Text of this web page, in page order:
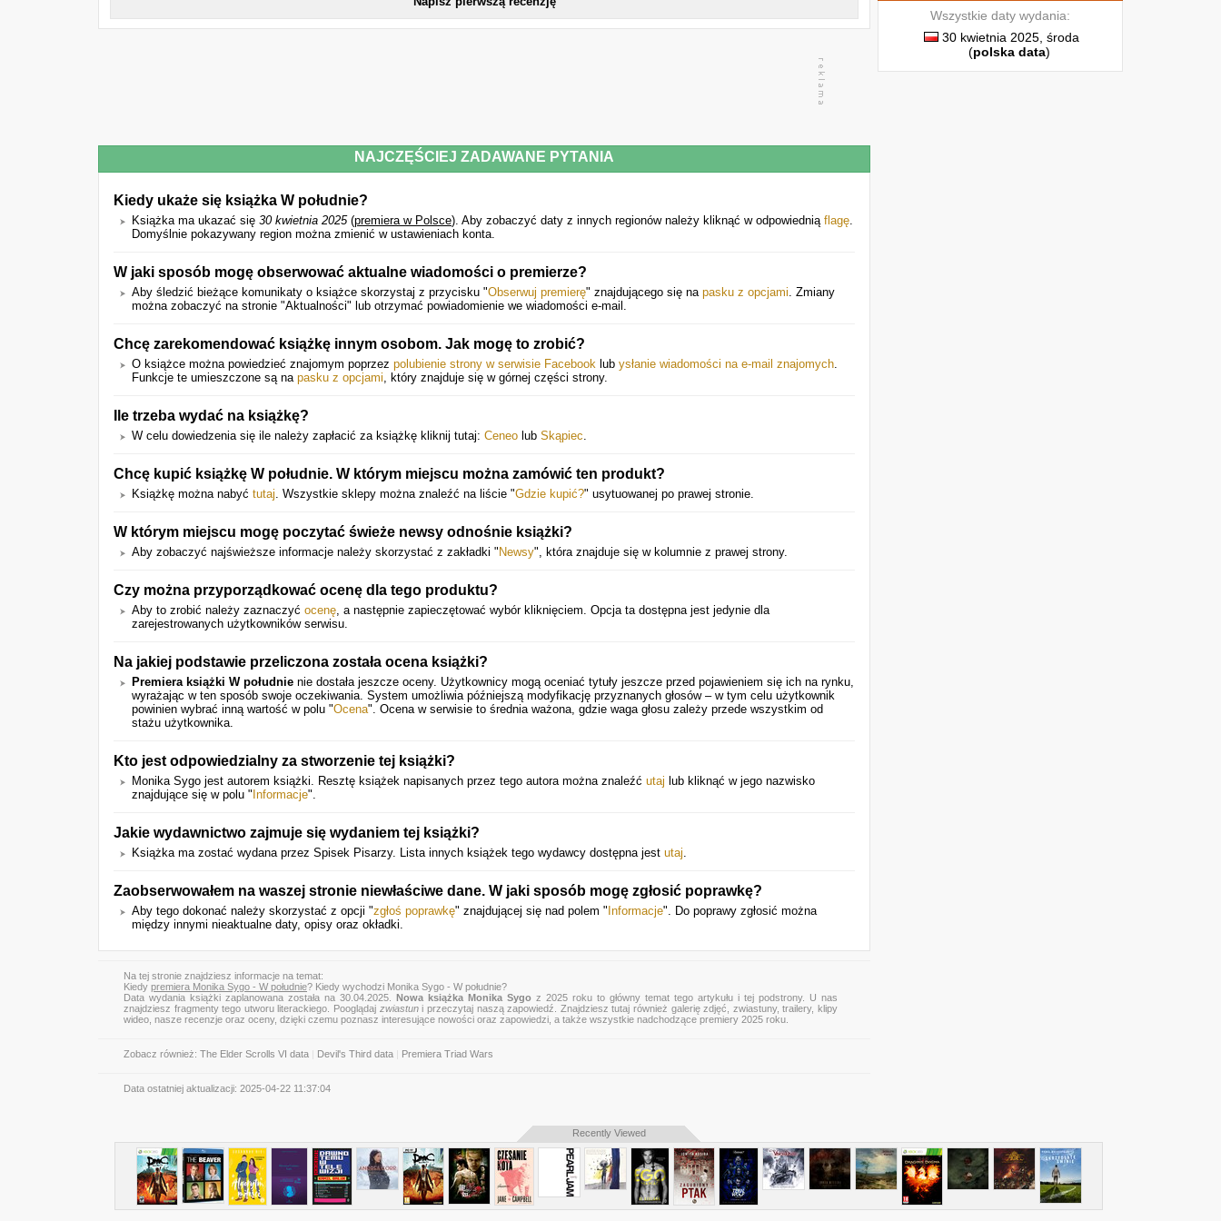
NAJCZĘŚCIEJ ZADAWANE PYTANIA
Kiedy ukaże się książka W południe?
Książka ma ukazać się 30 kwietnia 2025(premiera w Polsce). Aby zobaczyć daty z innych regionów należy kliknąć w odpowiednią flagę.
Domyślnie pokazywany region można zmienić w ustawieniach konta.
W jaki sposób mogę obserwować aktualne wiadomości o premierze?
Aby śledzić bieżące komunikaty o książce skorzystaj z przycisku "Obserwuj premierę" znajdującego się na pasku z opcjami. Zmiany
można zobaczyć na stronie "Aktualności" lub otrzymać powiadomienie we wiadomości e-mail.
Chcę zarekomendować książkę innym osobom. Jak mogę to zrobić?
O książce można powiedzieć znajomym poprzez polubienie strony w serwisie Facebook lub ysłanie wiadomości na e-mail znajomych.
Funkcje te umieszczone są na pasku z opcjami, który znajduje się w górnej części strony.
Ile trzeba wydać na książkę?
W celu dowiedzenia się ile należy zapłacić za książkę kliknij tutaj: Ceneo lub Skąpiec.
Chcę kupić książkę W południe. W którym miejscu można zamówić ten produkt?
Książkę można nabyć tutaj. Wszystkie sklepy można znaleźć na liście "Gdzie kupić?" usytuowanej po prawej stronie.
W którym miejscu mogę poczytać świeże newsy odnośnie książki?
Aby zobaczyć najświeższe informacje należy skorzystać z zakładki " Newsy", która znajduje się w kolumnie z prawej strony.
Czy można przyporządkować ocenę dla tego produktu?
Aby to zrobić należy zaznaczyć ocenę, a następnie zapieczętować wybór kliknięciem. Opcja ta dostępna jest jedynie dla
zarejestrowanych użytkowników serwisu.
Na jakiej podstawie przeliczona została ocena książki?
Premiera książki W południe nie dostała jeszcze oceny. Użytkownicy mogą oceniać tytuły jeszcze przed pojawieniem się ich na rynku,
wyrażając w ten sposób swoje oczekiwania. System umożliwia późniejszą modyfikację przyznanych głosów – w tym celu użytkownik
powinien wybrać inną wartość w polu "Ocena". Ocena w serwisie to średnia ważona, gdzie waga głosu zależy przede wszystkim od
stażu użytkownika.
Kto jest odpowiedzialny za stworzenie tej książki?
Monika Sygo jest autorem książki. Resztę książek napisanych przez tego autora można znaleźć utaj lub kliknąć w jego nazwisko
znajdujące się w polu " Informacje".
Jakie wydawnictwo zajmuje się wydaniem tej książki?
Książka ma zostać wydana przez Spisek Pisarzy. Lista innych książek tego wydawcy dostępna jest utaj.
Zaobserwowałem na waszej stronie niewłaściwe dane. W jaki sposób mogę zgłosić poprawkę?
Aby tego dokonać należy skorzystać z opcji "zgłoś poprawkę" znajdującej się nad polem " Informacje". Do poprawy zgłosić można
między innymi nieaktualne daty, opisy oraz okładki.
Na tej stronie znajdziesz informacje na temat:
Kiedy premiera Monika Sygo - W południe? Kiedy wychodzi Monika Sygo - W południe?
Data wydania książki zaplanowana została na 30.04.2025. Nowa książka Monika Sygo z 2025 roku to główny temat tego artykułu i tej podstrony. U nas
znajdziesz fragmenty tego utworu literackiego. Pooglądaj zwiastuni przeczytaj naszą zapowiedź. Znajdziesz tutaj również galerię zdjęć, zwiastuny, trailery, klipy
wideo, nasze recenzje oraz oceny, dzięki czemu poznasz interesujące nowości oraz zapowiedzi, a także wszystkie nadchodzące premiery 2025 roku.
Zobacz również: The Elder Scrolls VI data Devil's Third data Premiera Triad Wars
Data ostatniej aktualizacji: 2025-04-22 11:37:04
Wszystkie daty wydania:
30 kwietnia 2025, środa
(polska data)
Recently Viewed